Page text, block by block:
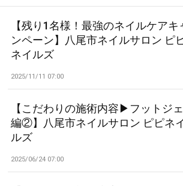
【残り1名様！最強のネイルケアキ
ンペーン】八尾市ネイルサロン ピ
ネイルズ
2025/11/11 07:00
【こだわりの施術内容▶フットジ
編②】八尾市ネイルサロン ピピネ
ルズ
2025/06/24 07:00